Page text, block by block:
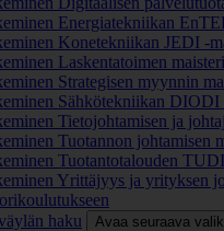
Energiatekniikan
Konetekniikan JEDI -
Laskentatoimen
Strategisen myynnin
Sähkötekniikan DIODI
Tietojohtamisen ja
Tuotannon johtamisen
Tuotantotalouden
Yrittäjyys ja yrityksen
haku
Avaa seuraava